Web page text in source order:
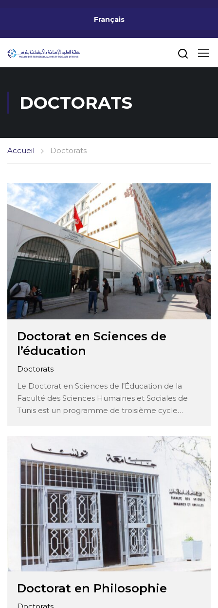
Français
DOCTORATS
Accueil Doctorats
Doctorat en Sciences de
l’éducation
Doctorats
Le Doctorat en Sciences de l’Éducation de la
Faculté des Sciences Humaines et Sociales de
Tunis est un programme de troisième cycle
professionnels hautement qualifiés dans le
domaine de l’éducation. Ce programme offre aux
étudiants l’opportunité de développer une
expertise avancée dans les …
Doctorat en Philosophie